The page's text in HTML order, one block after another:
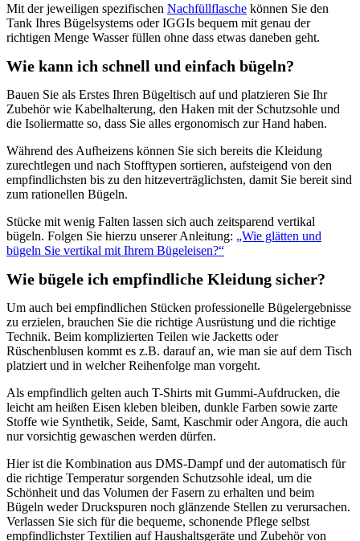
Mit der jeweiligen spezifischen Nachfüllflasche können Sie den
Tank Ihres Bügelsystems oder IGGIs bequem mit genau der
richtigen Menge Wasser füllen ohne dass etwas daneben geht.
Wie kann ich schnell und einfach bügeln?
Bauen Sie als Erstes Ihren Bügeltisch auf und platzieren Sie Ihr
Zubehör wie Kabelhalterung, den Haken mit der Schutzsohle und
die Isoliermatte so, dass Sie alles ergonomisch zur Hand haben.
Während des Aufheizens können Sie sich bereits die Kleidung
zurechtlegen und nach Stofftypen sortieren, aufsteigend von den
empfindlichsten bis zu den hitzeverträglichsten, damit Sie bereit sind
zum rationellen Bügeln.
Stücke mit wenig Falten lassen sich auch zeitsparend vertikal
bügeln. Folgen Sie hierzu unserer Anleitung: „Wie glätten und
bügeln Sie vertikal mit Ihrem Bügeleisen?“
Wie bügele ich empfindliche Kleidung sicher?
Um auch bei empfindlichen Stücken professionelle Bügelergebnisse
zu erzielen, brauchen Sie die richtige Ausrüstung und die richtige
Technik. Beim komplizierten Teilen wie Jacketts oder
Rüschenblusen kommt es z.B. darauf an, wie man sie auf dem Tisch
platziert und in welcher Reihenfolge man vorgeht.
Als empfindlich gelten auch T-Shirts mit Gummi-Aufdrucken, die
leicht am heißen Eisen kleben bleiben, dunkle Farben sowie zarte
Stoffe wie Synthetik, Seide, Samt, Kaschmir oder Angora, die auch
nur vorsichtig gewaschen werden dürfen.
Hier ist die Kombination aus DMS-Dampf und der automatisch für
die richtige Temperatur sorgenden Schutzsohle ideal, um die
Schönheit und das Volumen der Fasern zu erhalten und beim
Bügeln weder Druckspuren noch glänzende Stellen zu verursachen.
Verlassen Sie sich für die bequeme, schonende Pflege selbst
empfindlichster Textilien auf Haushaltsgeräte und Zubehör von